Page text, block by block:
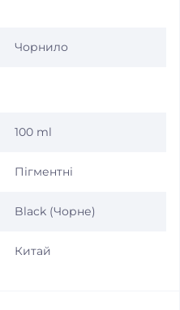
Чорнило
100 ml
Пігментні
Black (Чорне)
Китай